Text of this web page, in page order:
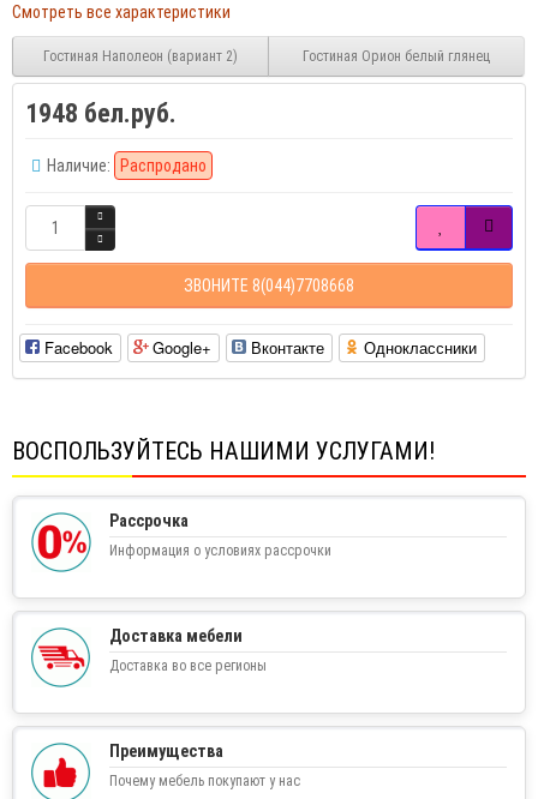
Смотреть все характеристики
Гостиная Наполеон (вариант 2) Гостиная Орион белый глянец
1948 бел.руб.
Наличие: Распродано
ЗВОНИТЕ 8(044)7708668
Facebook Google+ Вконтакте Одноклассники
ВОСПОЛЬЗУЙТЕСЬ НАШИМИ УСЛУГАМИ!
Рассрочка
Информация о условиях рассрочки
Доставка мебели
Доставка во все регионы
Преимущества
Почему мебель покупают у нас